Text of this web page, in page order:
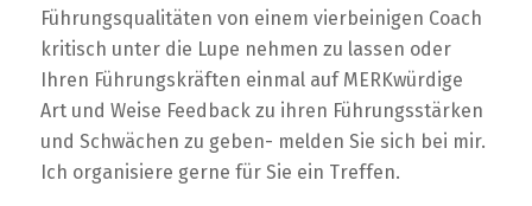
Führungsqualitäten von einem vierbeinigen Coach
kritisch unter die Lupe nehmen zu lassen oder
Ihren Führungskräften einmal auf MERKwürdige
Art und Weise Feedback zu ihren Führungsstärken
und Schwächen zu geben- melden Sie sich bei mir.
Ich organisiere gerne für Sie ein Treffen.